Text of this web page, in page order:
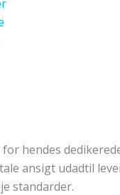
hendes
ansigt udadtil
standarder.